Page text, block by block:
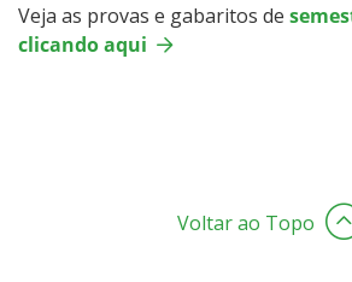
Veja as provas e gabaritos de
clicando aqui
Voltar ao Topo